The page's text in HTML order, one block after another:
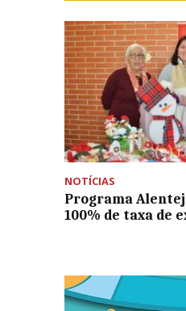
NOTÍCIAS
Programa
100% de taxa de